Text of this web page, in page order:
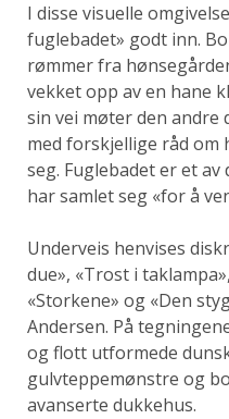
I disse visuelle
fuglebadet» godt inn.
rømmer fra
vekket opp av en hane
sin vei møter den
med forskjellige råd
seg. Fuglebadet er et
har samlet seg «for å
Underveis henvises
due», «Trost i
«Storkene» og «Den
Andersen. På
og flott utformede
gulvteppemønstre og
avanserte dukkehus.